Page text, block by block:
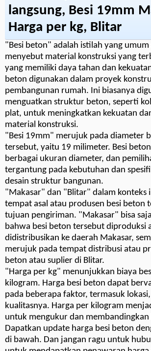
langsung, Besi 19mm
Harga per kg, Blitar
"Besi beton" adalah istilah yang
menyebut material konstruksi yang
yang memiliki daya tahan dan
beton digunakan dalam proyek
pembangunan rumah. Ini biasanya
menguatkan struktur beton, seperti
plat, untuk meningkatkan kekuatan
material konstruksi.
"Besi 19mm" merujuk pada diameter
tersebut, yaitu 19 milimeter. Besi
berbagai ukuran diameter, dan
tergantung pada kebutuhan dan
desain struktur bangunan.
"Makasar" dan "Blitar" dalam konteks
tempat asal atau produsen besi beton
tujuan pengiriman. "Makasar" bisa
bahwa besi beton tersebut diproduksi
didistribusikan ke daerah Makasar,
merujuk pada tempat distribusi atau
beton atau suplier di Blitar.
"Harga per kg" menunjukkan biaya
kilogram. Harga besi beton dapat
pada beberapa faktor, termasuk
kualitasnya. Harga per kilogram
untuk mengukur dan membandingkan
Dapatkan update harga besi beton
di bawah. Dan jangan ragu untuk